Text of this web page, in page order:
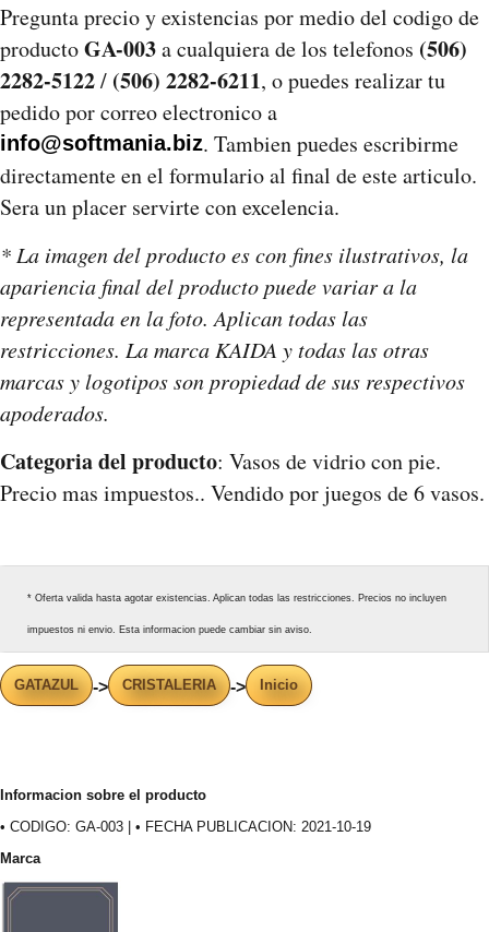
Pregunta precio y existencias por medio del codigo de
productoGA-003a cualquiera de los telefonos (506)
2282-5122/ (506) 2282-6211, o puedes realizar tu
pedido por correo electronico a
info@softmania.biz. Tambien puedes escribirme
directamente en el formulario al final de este articulo.
Sera un placer servirte con excelencia.
* La imagen del producto es con fines ilustrativos, la
apariencia final del producto puede variar a la
representada en la foto. Aplican todas las
restricciones. La marca KAIDA y todas las otras
marcas y logotipos son propiedad de sus respectivos
apoderados.
Categoria del producto: Vasos de vidrio con pie.
Precio mas impuestos.. Vendido por juegos de 6 vasos.
* Oferta valida hasta agotar existencias. Aplican todas las restricciones. Precios no incluyen
impuestos ni envio. Esta informacion puede cambiar sin aviso.
GATAZUL -> CRISTALERIA -> Inicio
Informacion sobre el producto
• CODIGO: GA-003 | • FECHA PUBLICACION: 2021-10-19
Marca